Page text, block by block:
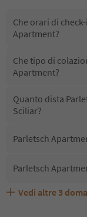
Che orari di
Apartment?
Che tipo di
Apartment?
Quanto dista
Sciliar?
Parletsch
Parletsch
Parletsch
Quali servizi/
Gli ospiti di
Vedi altre 3